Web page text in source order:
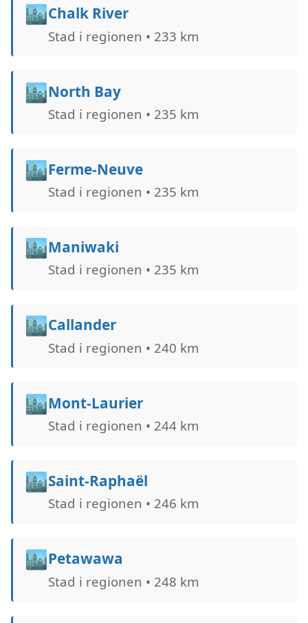
🏙️Chalk River
Stad i regionen • 233 km
🏙️North Bay
Stad i regionen • 235 km
🏙️Ferme-Neuve
Stad i regionen • 235 km
🏙️Maniwaki
Stad i regionen • 235 km
🏙️Callander
Stad i regionen • 240 km
🏙️Mont-Laurier
Stad i regionen • 244 km
🏙️Saint-Raphaël
Stad i regionen • 246 km
🏙️Petawawa
Stad i regionen • 248 km